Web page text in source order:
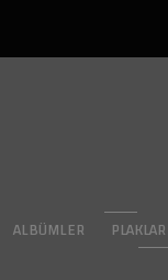
ALBÜMLER PLAKLAR